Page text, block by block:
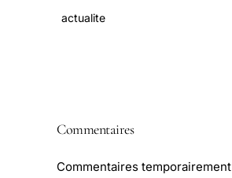
actualite
Commentaires
Commentaires temporairement